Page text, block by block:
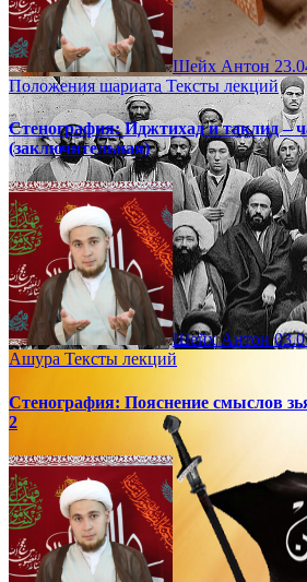
Шейх Антон
Положения шариатаТексты лекций
Стенография: Иджтихад и таклид –
(заключительная)
Шейх Антон
Ашура Тексты лекций
Стенография: Пояснение смыслов
2